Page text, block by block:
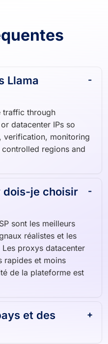
Llama
traffic through
datacenter IPs so
verification, monitoring
regions and
dois-je choisir
sont les meilleurs
réalistes et les
proxys datacenter
rapides et moins
de la plateforme est
et des